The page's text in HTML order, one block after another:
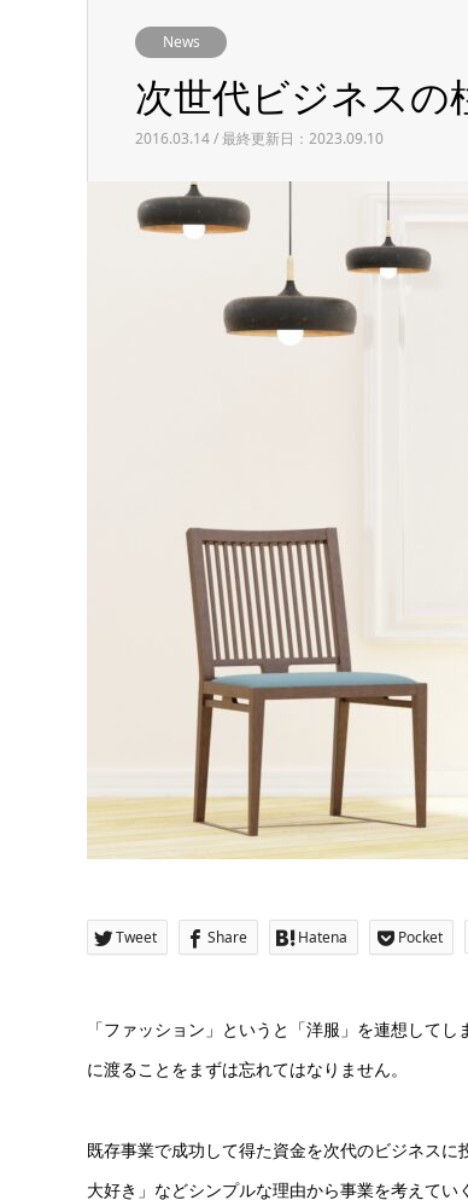
News
次世代ビジネスの
2016.03.14 / 最終更新日：2023.09.10
Tweet Share Hatena Pocket
「ファッション」というと「洋服」を連想して
に渡ることをまずは忘れてはなりません。
既存事業で成功して得た資金を次代のビジネス
大好き」などシンプルな理由から事業を考えてい